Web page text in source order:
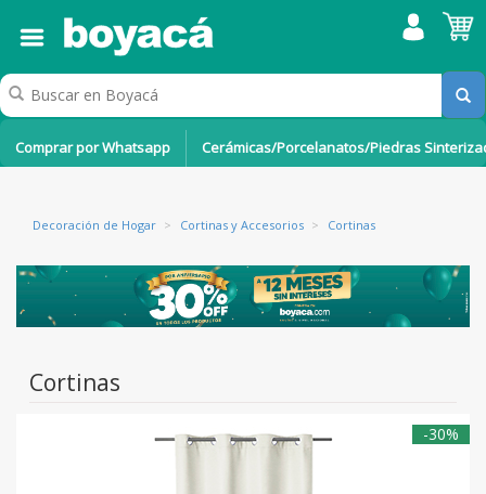
Comprar por Whatsapp Cerámicas/Porcelanatos/Piedras
Decoración de Hogar > Cortinas y Accesorios > Cortinas
Cortinas
-30%